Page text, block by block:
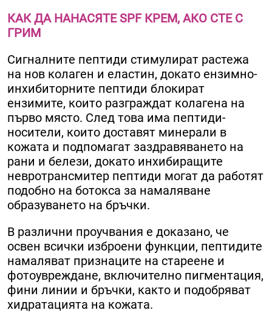
КАК ДА НАНАСЯТЕ SPF КРЕМ, АКО СТЕ С
ГРИМ
Сигналните пептиди стимулират растежа
на нов колаген и еластин, докато ензимно-
инхибиторните пептиди блокират
ензимите, които разграждат колагена на
първо място. След това има пептиди-
носители, които доставят минерали в
кожата и подпомагат заздравяването на
рани и белези, докато инхибиращите
невротрансмитер пептиди могат да работят
подобно на ботокса за намаляване
образуването на бръчки.
В различни проучвания е доказано, че
освен всички изброени функции, пептидите
намаляват признаците на стареене и
фотоувреждане, включително пигментация,
фини линии и бръчки, както и подобряват
хидратацията на кожата.